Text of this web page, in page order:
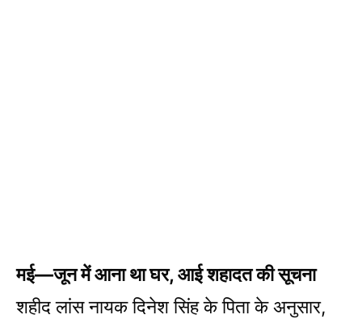
मई—जून में आना था घर, आई शहादत की सूचना
शहीद लांस नायक दिनेश सिंह के पिता के अनुसार,